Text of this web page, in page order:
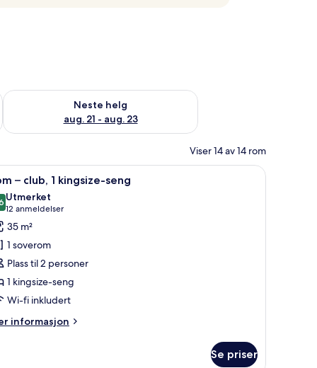
14 - aug. 16
Neste helg
aug. 21 - aug. 23
Sjekk tilgjengelighet for neste helg, aug. 21 - aug. 23
Viser 14 av 14 rom
Rom – club, 1 kingsize-seng | Allergitestet
10 – club, 1 kingsize-seng
av 10
Utmerket
12 anmeldelser
(12
anmeldelser)
35 m²
1 soverom
Plass til 2 personer
1 kingsize-seng
Wi-fi inkludert
informasjon
Se priser